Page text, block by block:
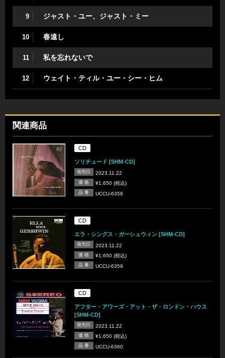
9 ジャスト・ユー、ジャスト・ミー
10 春遠し
11 私を忘れないで
12 ウェイト・ティル・ユー・シー・ヒム
関連商品
CD
ソリチュード [SHM-CD]
発売日 2023.11.22
価 格 ¥1,650 (税込)
品 番 UCCU-6358
CD
エラ・シングス・ガーシュウィン [SHM-CD]
発売日 2023.11.22
価 格 ¥1,650 (税込)
品 番 UCCU-6359
CD
アフター・アワーズ・アット・ザ・ロンドン・ハウス
[SHM-CD]
発売日 2023.11.22
価 格 ¥1,650 (税込)
品 番 UCCU-6360